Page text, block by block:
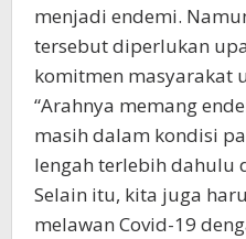
menjadi endemi.
tersebut diperlukan
komitmen masyarakat
“Arahnya memang
masih dalam kondisi
lengah terlebih dahulu
Selain itu, kita juga
melawan Covid-19